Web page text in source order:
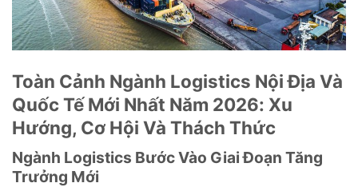
Toàn Cảnh Ngành Logistics Nội Địa Và
Quốc Tế Mới Nhất Năm 2026: Xu
Hướng, Cơ Hội Và Thách Thức
Ngành Logistics Bước Vào Giai Đoạn Tăng
Trưởng Mới